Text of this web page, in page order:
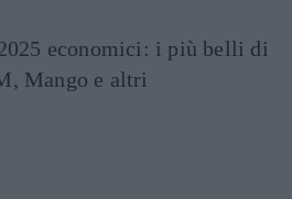
economici: i più belli di
Mango e altri